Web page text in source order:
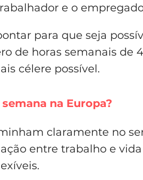
e o
para que seja
de horas semanais de
célere possível.
na Europa?
claramente no
entre trabalho e